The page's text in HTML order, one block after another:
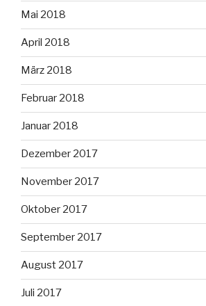
Mai 2018
April 2018
März 2018
Februar 2018
Januar 2018
Dezember 2017
November 2017
Oktober 2017
September 2017
August 2017
Juli 2017